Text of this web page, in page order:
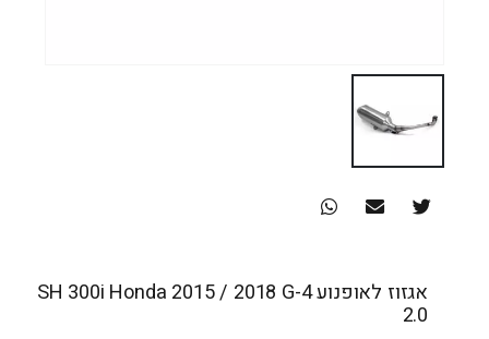
אגזוז לאופנוע SH 300i Honda 2015 / 2018 G-4
2.0